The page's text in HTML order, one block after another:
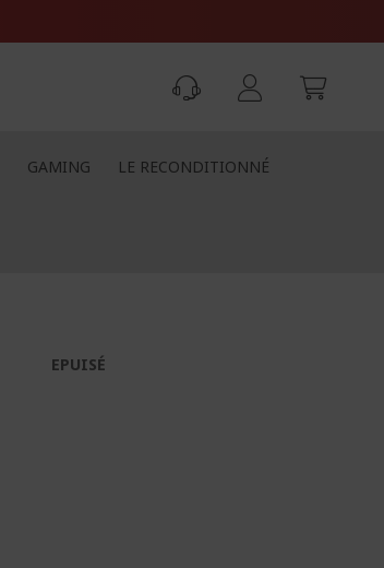
GAMING LE RECONDITIONNÉ
EPUISÉ